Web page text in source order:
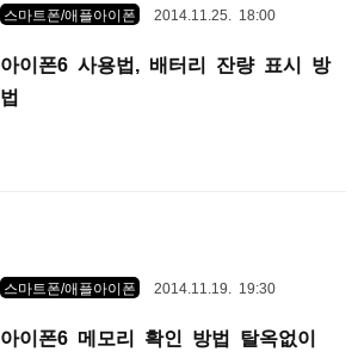
스마트폰/애플아이폰 2014.11.25. 18:00
아이폰6 사용법, 배터리 잔량 표시 방
법
스마트폰/애플아이폰 2014.11.19. 19:30
아이폰6 메모리 확인 방법 탈옥없이